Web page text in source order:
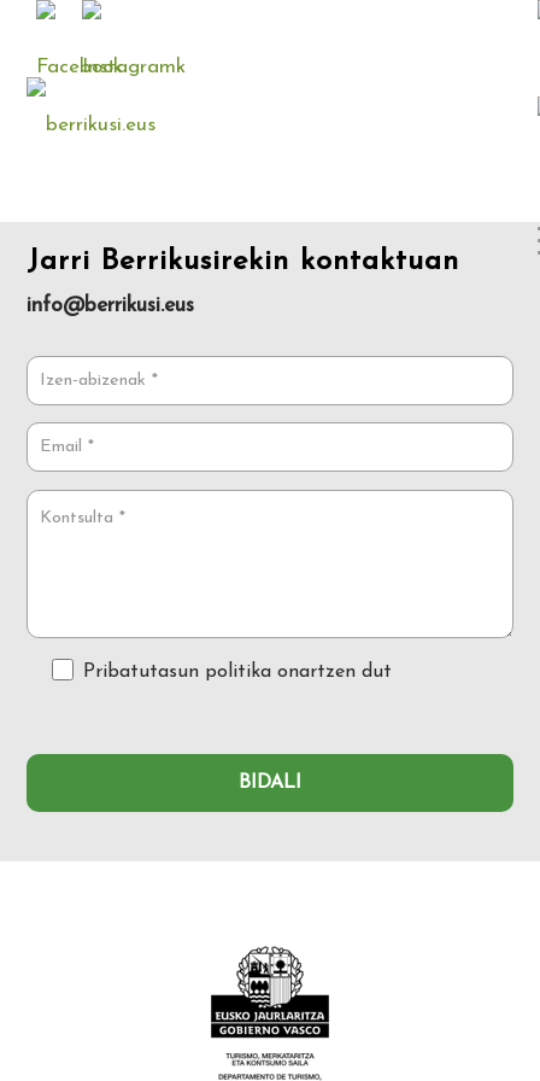
Jarri Berrikusirekin kontaktuan
info@berrikusi.eus
Pribatutasun politika onartzen dut